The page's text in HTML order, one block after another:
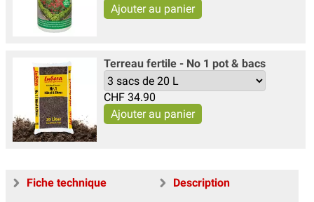
Terreau fertile - No 1 pot & bacs
CHF 34.90
Fiche technique
Description